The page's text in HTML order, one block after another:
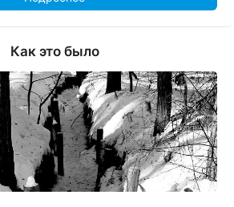
Как это было